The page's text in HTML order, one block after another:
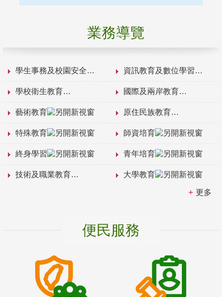
業務導覽
學生事務及校園安全 資訊教育及數位學習
學校衛生教育 國際及兩岸教育
藝術教育 原住民族教育
特殊教育 師資培育
終身學習 青年培育
技術及職業教育 大學教育
更多
便民服務